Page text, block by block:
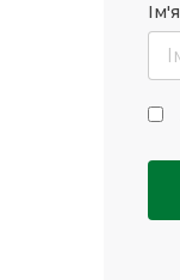
Ім'я